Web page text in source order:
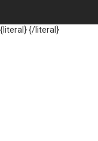
{literal}{/literal}